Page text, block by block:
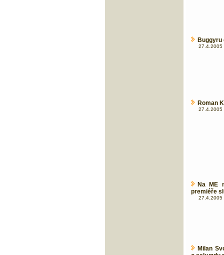
27.4.2005
Roman
27.4.2005
Na ME
premiéře
27.4.2005
Milan